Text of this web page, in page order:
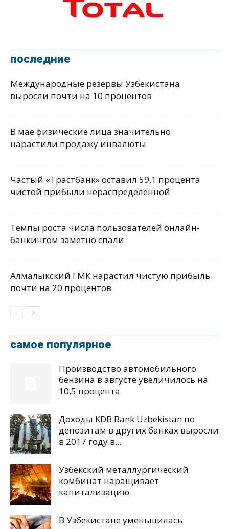
последние
Международные резервы Узбекистана
выросли почти на 10 процентов
В мае физические лица значительно
нарастили продажу инвалюты
Частый «Трастбанк» оставил 59,1 процента
чистой прибыли нераспределенной
Темпы роста числа пользователей онлайн-
банкингом заметно спали
Алмалыкский ГМК нарастил чистую прибыль
почти на 20 процентов
самое популярное
Производство автомобильного
бензина в августе увеличилось на
10,5 процента
Доходы KDB Bank Uzbekistan по
депозитам в других банках выросли
в 2017 году в...
Узбекский металлургический
комбинат наращивает
капитализацию
В Узбекистане уменьшилась